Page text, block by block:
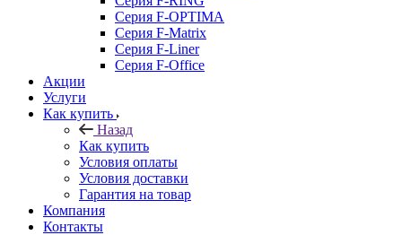
Серия F-OPTIMA
Серия F-Matrix
Серия F-Liner
Серия F-Office
Акции
Услуги
Как купить
Назад
Как купить
Условия оплаты
Условия доставки
Гарантия на товар
Компания
Контакты